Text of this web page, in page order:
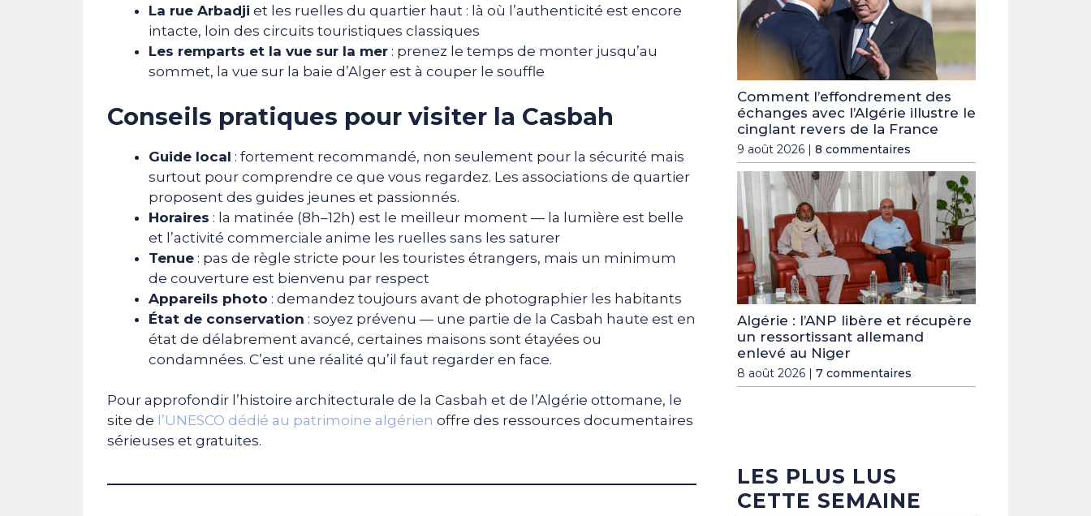
La rue Arbadji et les ruelles du quartier haut : là où l’authenticité est encore
intacte, loin des circuits touristiques classiques
Les remparts et la vue sur la mer : prenez le temps de monter jusqu’au
sommet, la vue sur la baie d’Alger est à couper le souffle
Conseils pratiques pour visiter la Casbah
Guide local : fortement recommandé, non seulement pour la sécurité mais
surtout pour comprendre ce que vous regardez. Les associations de quartier
proposent des guides jeunes et passionnés.
Horaires : la matinée (8h–12h) est le meilleur moment — la lumière est belle
et l’activité commerciale anime les ruelles sans les saturer
Tenue : pas de règle stricte pour les touristes étrangers, mais un minimum
de couverture est bienvenu par respect
Appareils photo : demandez toujours avant de photographier les habitants
État de conservation : soyez prévenu — une partie de la Casbah haute est en
état de délabrement avancé, certaines maisons sont étayées ou
condamnées. C’est une réalité qu’il faut regarder en face.
Pour approfondir l’histoire architecturale de la Casbah et de l’Algérie ottomane, le
site de l’UNESCO dédié au patrimoine algérien offre des ressources documentaires
sérieuses et gratuites.
Comment l’effondrement des
échanges avec l’Algérie illustre le
cinglant revers de la France
9 août 2026 | 8 commentaires
Algérie : l’ANP libère et récupère
un ressortissant allemand
enlevé au Niger
8 août 2026 | 7 commentaires
LES PLUS LUS
CETTE SEMAINE